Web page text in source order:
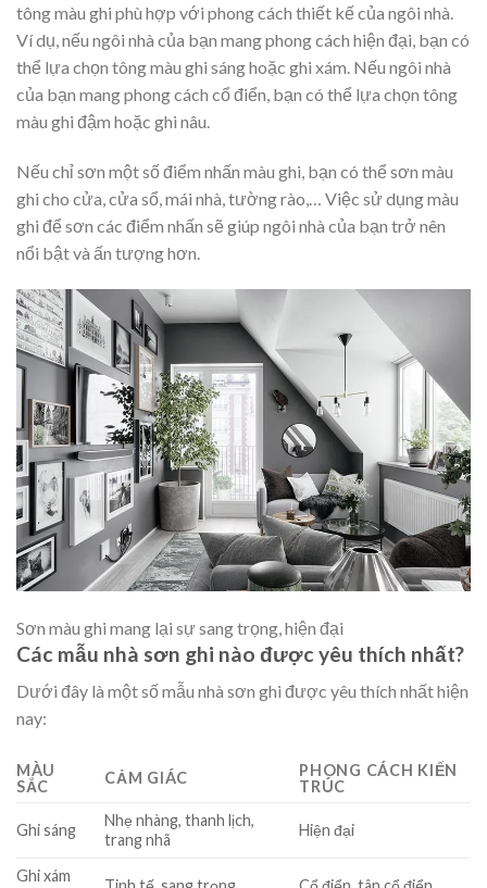
tông màu ghi phù hợp với phong cách thiết kế của ngôi nhà.
Ví dụ, nếu ngôi nhà của bạn mang phong cách hiện đại, bạn có
thể lựa chọn tông màu ghi sáng hoặc ghi xám. Nếu ngôi nhà
của bạn mang phong cách cổ điển, bạn có thể lựa chọn tông
màu ghi đậm hoặc ghi nâu.
Nếu chỉ sơn một số điểm nhấn màu ghi, bạn có thể sơn màu
ghi cho cửa, cửa sổ, mái nhà, tường rào,… Việc sử dụng màu
ghi để sơn các điểm nhấn sẽ giúp ngôi nhà của bạn trở nên
nổi bật và ấn tượng hơn.
Sơn màu ghi mang lại sự sang trọng, hiện đại
Các mẫu nhà sơn ghi nào được yêu thích nhất?
Dưới đây là một số mẫu nhà sơn ghi được yêu thích nhất hiện
nay:
MÀU
SẮC
CẢM GIÁC
PHONG CÁCH KIẾN
TRÚC
Ghi sáng
Nhẹ nhàng, thanh lịch,
trang nhã
Hiện đại
Ghi xám